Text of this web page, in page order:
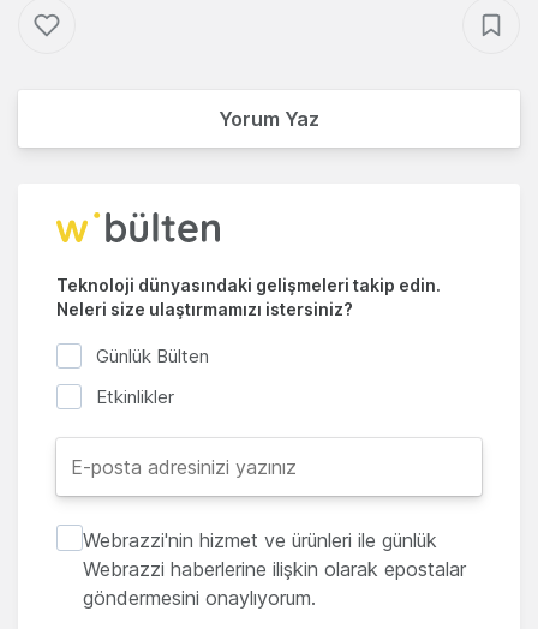
Yorum Yaz
Teknoloji dünyasındaki gelişmeleri takip edin.
Neleri size ulaştırmamızı istersiniz?
Günlük Bülten
Etkinlikler
Webrazzi'nin hizmet ve ürünleri ile günlük
Webrazzi haberlerine ilişkin olarak epostalar
göndermesini onaylıyorum.